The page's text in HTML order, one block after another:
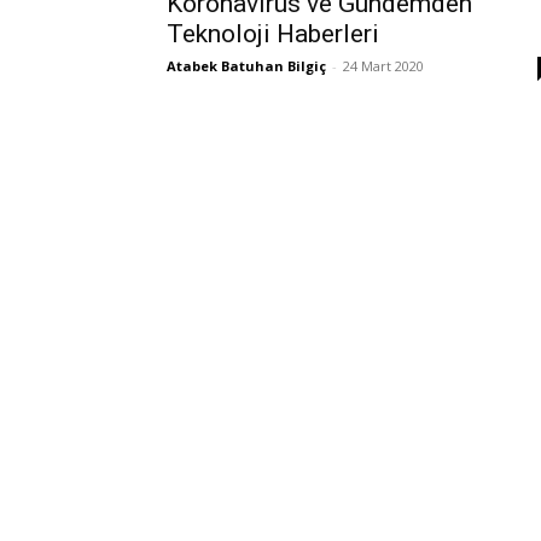
Teknoloji Haberleri
Atabek Batuhan Bilgiç - 24 Mart 2020